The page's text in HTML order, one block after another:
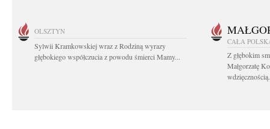
OLSZTYN
Sylwii Kramkowskiej wraz z Rodziną wyrazy
głębokiego współczucia z powodu śmierci Mamy...
CAŁA
Z głębokim
Małgorzatę